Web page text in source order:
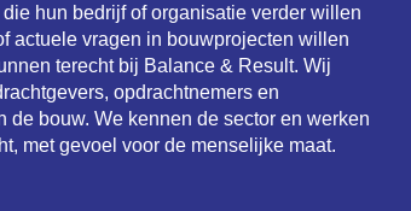
hun bedrijf of organisatie verder willen
actuele vragen in bouwprojecten willen
terecht bij Balance & Result. Wij
opdrachtnemers en
de bouw. We kennen de sector en werken
met gevoel voor de menselijke maat.